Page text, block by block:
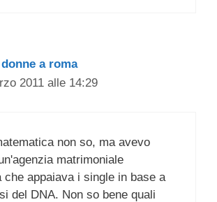
a roma
2011 alle 14:29
non so, ma avevo
matrimoniale
che appaiava i single in base a
del DNA. Non so bene quali